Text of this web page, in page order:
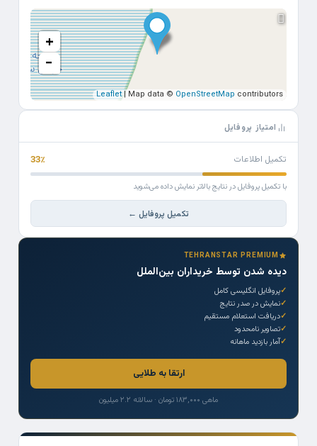
+
−
Leaflet| Map data © OpenStreetMap contributors
امتیاز پروفایل
تکمیل اطلاعات 33٪
با تکمیل پروفایل در نتایج بالاتر نمایش داده می‌شوید
تکمیل پروفایل ←
TEHRANSTAR PREMIUM
دیده شدن توسط خریداران بین‌الملل
پروفایل انگلیسی کامل
نمایش در صدر نتایج
دریافت استعلام مستقیم
تصاویر نامحدود
آمار بازدید ماهانه
ارتقا به طلایی
ماهی ۱۸۳,۰۰۰ تومان · سالانه ۲.۲ میلیون